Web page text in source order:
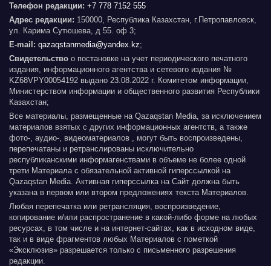
Телефон редакции: +7 778 7152 555
Адрес редакции: 150000, Республика Казахстан, г.Петропавловск,
ул. Карима Сутюшева, д 55. оф 3;
E-mail: qazaqstanmedia@yandex.kz;
Свидетельство о постановке на учет периодического печатного
издания, информационного агентства и сетевого издания №
KZ68VPY00054192 выдано 23.08.2022 г. Комитетом информации,
Министерством информации и общественного развития Республики
Казахстан;
Все материалы, размещенные на Qazaqstan Media, за исключением
материалов взятых с других информационных агентств, а также
фото-, аудио-, видеоматериалов , могут быть воспроизведены,
перепечатаны и ретранслированы исключительно
республиканскими информагенствами в объеме не более одной
трети Материала с обязательной активной гиперссылкой на
Qazaqstan Media. Активная гиперссылка на Сайт должна быть
указана в первом или втором предложениях текста Материалов.
Любая перепечатка или ретрансляция, воспроизведение,
копирование и/или распространение в какой-либо форме на любых
ресурсах, в том числе и на интернет-сайтах, как в исходном виде,
так и в виде фрагментов любых Материалов с пометкой
«Эксклюзив» разрешается только с письменного разрешения
редакции.